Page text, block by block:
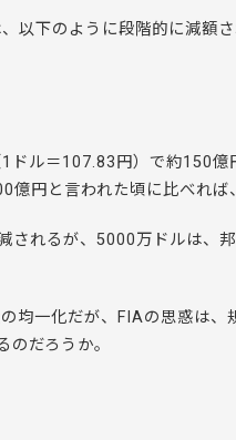
以下のように段階的に減額さ
ル＝107.83円）で約150億
円と言われた頃に比べれば
されるが、5000万ドルは、
均一化だが、FIAの思惑は
だろうか。